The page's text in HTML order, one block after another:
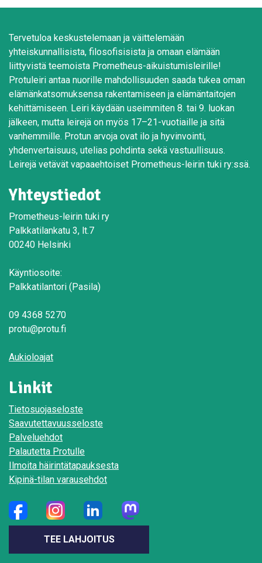
Tervetuloa keskustelemaan ja väittelemään
yhteiskunnallisista, filosofisisista ja omaan elämään
liittyvistä teemoista Prometheus-aikuistumisleirille!
Protuleiri antaa nuorille mahdollisuuden saada tukea oman
elämänkatsomuksensa rakentamiseen ja elämäntaitojen
kehittämiseen. Leiri käydään useimmiten 8. tai 9. luokan
jälkeen, mutta leirejä on myös 17–21-vuotiaille ja sitä
vanhemmille. Protun arvoja ovat ilo ja hyvinvointi,
yhdenvertaisuus, utelias pohdinta sekä vastuullisuus.
Leirejä vetävät vapaaehtoiset Prometheus-leirin tuki ry:ssä.
Yhteystiedot
Prometheus-leirin tuki ry
Palkkatilankatu 3, lt.7
00240 Helsinki
Käyntiosoite:
Palkkatilantori (Pasila)
09 4368 5270
protu@protu.fi
Aukioloajat
Linkit
Tietosuojaseloste
Saavutettavuusseloste
Palveluehdot
Palautetta Protulle
Ilmoita häirintätapauksesta
Kipinä-tilan varausehdot
TEE LAHJOITUS